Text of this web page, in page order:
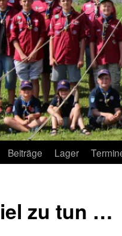
Beiträge Lager
zu tun …